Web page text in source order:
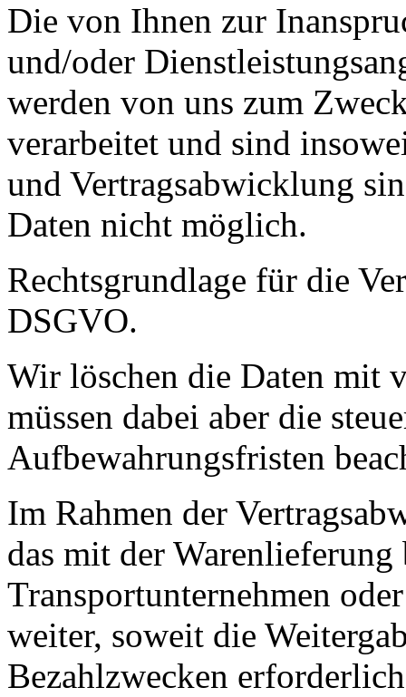
Die von Ihnen zur
und/oder
werden von uns zum
verarbeitet und sind
und Vertragsabwicklung
Daten nicht möglich.
Rechtsgrundlage für die
DSGVO.
Wir löschen die Daten mit
müssen dabei aber die
Aufbewahrungsfristen
Im Rahmen der
das mit der Warenlieferung
Transportunternehmen
weiter, soweit die
Bezahlzwecken